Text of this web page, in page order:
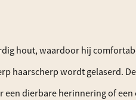
hout, waardoor hij
haarscherp wordt gelaserd.
dierbare herinnering of